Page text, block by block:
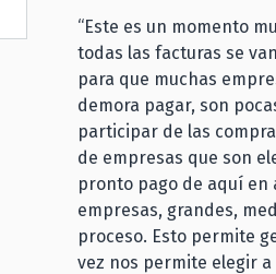
“Este es un momento
todas las facturas se
para que muchas
demora pagar, son
participar de las
de empresas que son
pronto pago de aquí en
empresas, grandes,
proceso. Esto permite
vez nos permite elegir